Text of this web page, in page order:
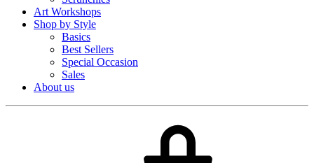
Art Workshops
Shop by Style
Basics
Best Sellers
Special Occasion
Sales
About us